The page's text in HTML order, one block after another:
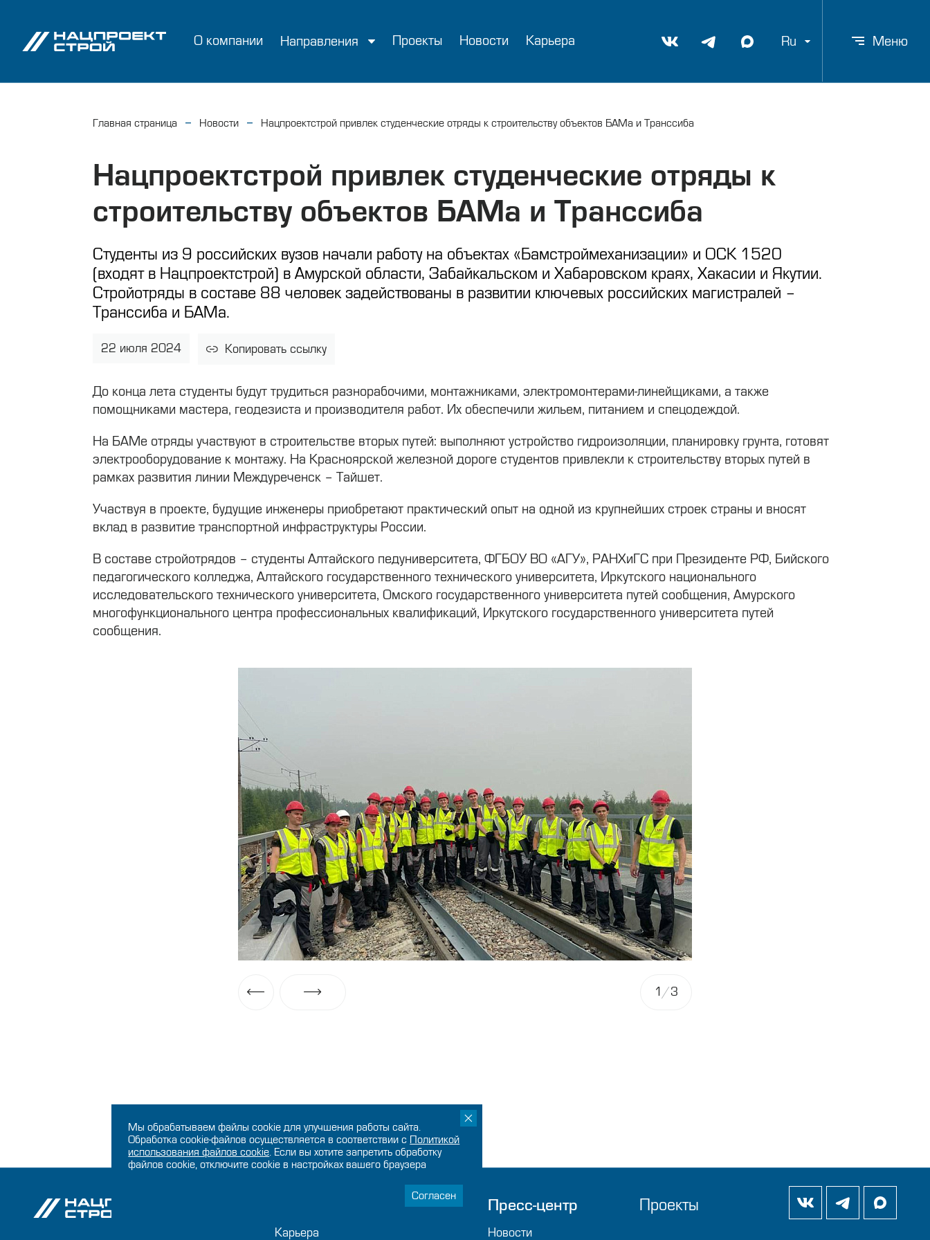
О компании Направления Проекты Новости Карьера Ru Меню
Главная страница Новости Нацпроектстрой привлек студенческие отряды к строительству объектов БАМа и Транссиба
Нацпроектстрой привлек студенческие отряды к
строительству объектов БАМа и Транссиба
Студенты из 9 российских вузов начали работу на объектах «Бамстроймеханизации» и ОСК 1520
(входят в Нацпроектстрой) в Амурской области, Забайкальском и Хабаровском краях, Хакасии и Якутии.
Стройотряды в составе 88 человек задействованы в развитии ключевых российских магистралей –
Транссиба и БАМа.
22 июля 2024 Копировать ссылку
1/3
До конца лета студенты будут трудиться разнорабочими, монтажниками, электромонтерами-линейщиками, а также
помощниками мастера, геодезиста и производителя работ. Их обеспечили жильем, питанием и спецодеждой.
На БАМе отряды участвуют в строительстве вторых путей: выполняют устройство гидроизоляции, планировку грунта, готовят
электрооборудование к монтажу. На Красноярской железной дороге студентов привлекли к строительству вторых путей в
рамках развития линии Междуреченск – Тайшет.
Участвуя в проекте, будущие инженеры приобретают практический опыт на одной из крупнейших строек страны и вносят
вклад в развитие транспортной инфраструктуры России.
В составе стройотрядов – студенты Алтайского педуниверситета, ФГБОУ ВО «АГУ», РАНХиГС при Президенте РФ, Бийского
педагогического колледжа, Алтайского государственного технического университета, Иркутского национального
исследовательского технического университета, Омского государственного университета путей сообщения, Амурского
многофункционального центра профессиональных квалификаций, Иркутского государственного университета путей
сообщения.
Карьера
Пресс-центр
Новости
Проекты
Мы обрабатываем файлы cookie для улучшения работы сайта.
Обработка cookie-файлов осуществляется в соответствии с Политикой
использования файлов сookie. Если вы хотите запретить обработку
файлов cookie, отключите cookie в настройках вашего браузера
Согласен